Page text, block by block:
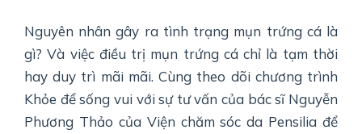
Nguyên nhân gây ra tình trạng mụn trứng cá là
gì? Và việc điều trị mụn trứng cá chỉ là tạm thời
hay duy trì mãi mãi. Cùng theo dõi chương trình
Khỏe để sống vui với sự tư vấn của bác sĩ Nguyễn
Phương Thảo của Viện chăm sóc da Pensilia để